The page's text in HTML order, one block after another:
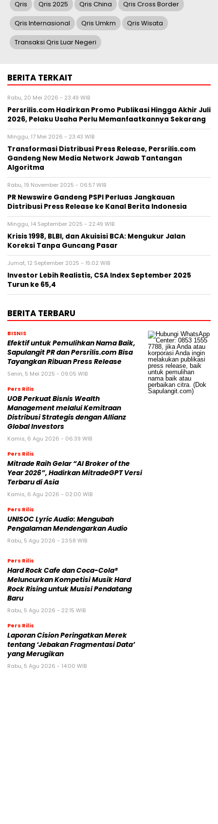
Qris Qris 2025 Qris China Qris Cross Border
Qris Internasional Qris Umkm Qris Wisata
Transaksi Qris Luar Negeri
BERITA TERKAIT
Rabu, 20 Mei 2026 - 23:49 WIB
Persrilis.com Hadirkan Promo Publikasi Hingga Akhir Juli
2026, Pelaku Usaha Perlu Memanfaatkannya Sekarang
Minggu, 17 Mei 2026 - 23:43 WIB
Transformasi Distribusi Press Release, Persrilis.com
Gandeng New Media Network Jawab Tantangan
Algoritma
Rabu, 19 November 2025 - 06:57 WIB
PR Newswire Gandeng PSPI Perluas Jangkauan
Distribusi Press Release ke Kanal Berita Indonesia
Minggu, 14 September 2025 - 22:49 WIB
Krisis 1998, BLBI, dan Akuisisi BCA: Mengukur Jalan
Koreksi Tanpa Guncang Pasar
Jumat, 12 September 2025 - 15:02 WIB
Investor Lebih Realistis, CSA Index September 2025
Turun ke 65,4
BERITA TERBARU
BISNIS
Efektif untuk Pemulihkan Nama Baik,
Sapulangit PR dan Persrilis.com Bisa
Tayangkan Ribuan Press Release
Senin, 5 Mei 2025 - 09:05 WIB
Pers Rilis
UOB Perkuat Bisnis Wealth
Management melalui Kemitraan
Distribusi Strategis dengan Allianz
Global Investors
Kamis, 6 Agu 2026 - 06:39 WIB
Pers Rilis
Mitrade Raih Gelar “AI Broker of the
Year 2026”, Hadirkan MitradeGPT Versi
Terbaru di Asia
Kamis, 6 Agu 2026 - 02:00 WIB
Pers Rilis
UNISOC Lyric Audio: Mengubah
Pengalaman Mendengarkan Audio
Rabu, 5 Agu 2026 - 23:58 WIB
Pers Rilis
Hard Rock Cafe dan Coca-Cola®
Meluncurkan Kompetisi Musik Hard
Rock Rising untuk Musisi Pendatang
Baru
Rabu, 5 Agu 2026 - 22:15 WIB
Pers Rilis
Laporan Cision Peringatkan Merek
tentang ‘Jebakan Fragmentasi Data’
yang Merugikan
Rabu, 5 Agu 2026 - 14:00 WIB